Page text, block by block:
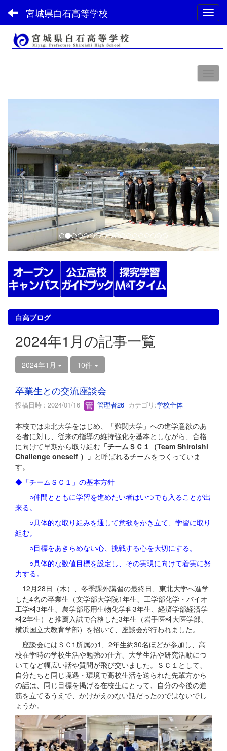
宮城県白石高等学校
e
v
i
o
u
s
t
白高ブログ
2024年1月の記事一覧
2024年1月 10件
卒業生との交流座談会
投稿日時 : 2024/01/16 管理者26 カテゴリ:学校全体
本校では東北大学をはじめ、「難関大学」への進学意欲のあ
る者に対し、従来の指導の維持強化を基本としながら、合格
に向けて早期から取り組む 「チームＳＣ１（Team Shiroishi
Challenge oneself ）」 と呼ばれるチームをつくっていま
す。
◆「チームＳＣ１」の基本方針
○仲間とともに学習を進めたい者はいつでも入ることが出
来る。
○具体的な取り組みを通して意欲をかき立て、学習に取り
組む。
○目標をあきらめない心、挑戦する心を大切にする。
○具体的な数値目標を設定し、その実現に向けて着実に努
力する。
12月28日（木）、冬季課外講習の最終日、東北大学へ進学
した4名の卒業生（文学部大学院1年生、工学部化学・バイオ
工学科3年生、農学部応用生物化学科3年生、経済学部経済学
科2年生）と推薦入試で合格した3年生（岩手医科大医学部、
横浜国立大教育学部）を招いて、座談会が行われました。
座談会にはＳＣ1所属の1、2年生約30名ほどが参加し、高
校在学時の学校生活や勉強の仕方、大学生活や研究活動につ
いてなど幅広い話や質問が飛び交いました。ＳＣ１として、
自分たちと同じ境遇・環境で高校生活を送られた先輩方から
の話は、同じ目標を掲げる在校生にとって、自分の今後の道
筋を立てるうえで、かけがえのない話だったのではないでし
ょうか。